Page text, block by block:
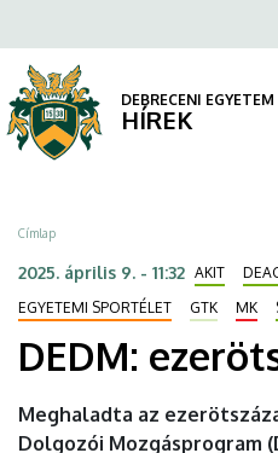
ezerötszáz
felett
DEBRECENI
EGYETEM
a
tartalomra
DEBRECENI EGYETEM
HÍREK
Morzsa
Címlap
2025. április 9. - 11:32 AKIT
EGYETEMI SPORTÉLET
GTK MK
DEDM:
Meghaladta az
Dolgozói Mozgásprogram